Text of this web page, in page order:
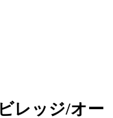
レッジ/オー